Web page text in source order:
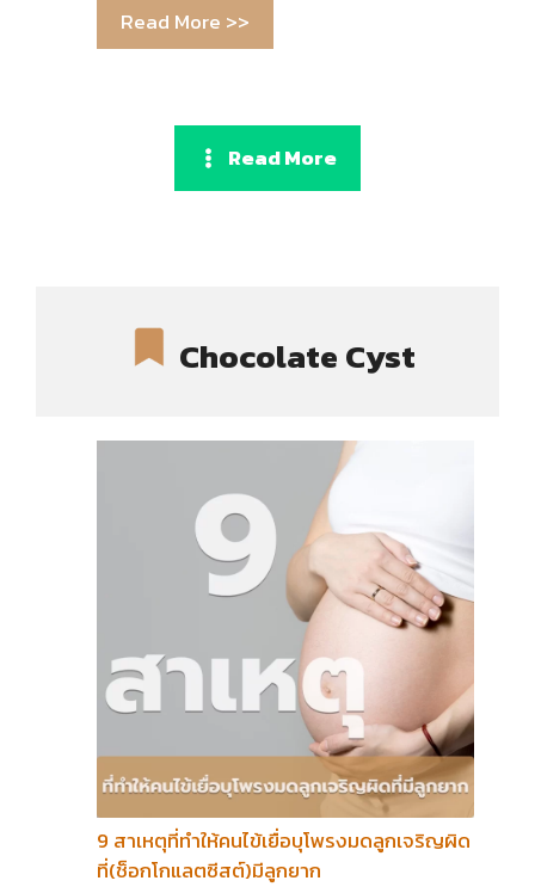
Read More >>
Read More
Chocolate Cyst
9 สาเหตุที่ทำให้คนไข้เยื่อบุโพรงมดลูกเจริญผิด
ที่(ช็อกโกแลตซีสต์)มีลูกยาก